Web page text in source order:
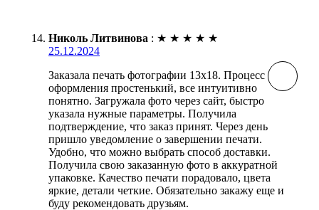
Николь Литвинова : ★ ★ ★ ★ ★
25.12.2024
Заказала печать фотографии 13х18. Процесс
оформления простенький, все интуитивно
понятно. Загружала фото через сайт, быстро
указала нужные параметры. Получила
подтверждение, что заказ принят. Через день
пришло уведомление о завершении печати.
Удобно, что можно выбрать способ доставки.
Получила свою заказанную фото в аккуратной
упаковке. Качество печати порадовало, цвета
яркие, детали четкие. Обязательно закажу еще и
буду рекомендовать друзьям.